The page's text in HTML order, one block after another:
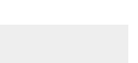
Phù Lãng, xã Phù Lãng, tỉnh
nhân và cơ sở sản xuất đã